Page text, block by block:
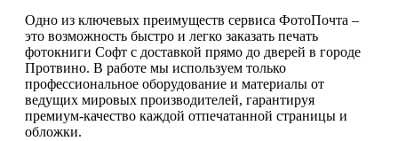
Одно из ключевых преимуществ сервиса ФотоПочта –
это возможность быстро и легко заказать печать
фотокниги Софт с доставкой прямо до дверей в городе
Протвино. В работе мы используем только
профессиональное оборудование и материалы от
ведущих мировых производителей, гарантируя
премиум-качество каждой отпечатанной страницы и
обложки.